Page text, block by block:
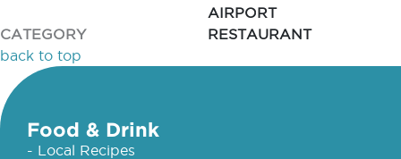
AIRPORT
CATEGORY
RESTAURANT
back to top
Food & Drink
- Local Recipes